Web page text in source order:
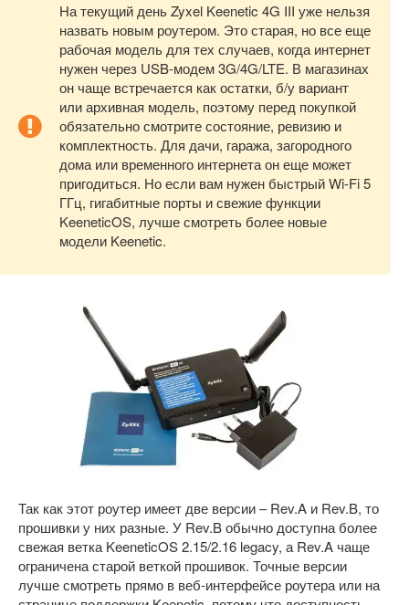
На текущий день Zyxel Keenetic 4G III уже нельзя
назвать новым роутером. Это старая, но все еще
рабочая модель для тех случаев, когда интернет
нужен через USB-модем 3G/4G/LTE. В магазинах
он чаще встречается как остатки, б/у вариант
или архивная модель, поэтому перед покупкой
обязательно смотрите состояние, ревизию и
комплектность. Для дачи, гаража, загородного
дома или временного интернета он еще может
пригодиться. Но если вам нужен быстрый Wi-Fi 5
ГГц, гигабитные порты и свежие функции
KeeneticOS, лучше смотреть более новые
модели Keenetic.
Так как этот роутер имеет две версии – Rev.A и Rev.B, то
прошивки у них разные. У Rev.B обычно доступна более
свежая ветка KeeneticOS 2.15/2.16 legacy, а Rev.A чаще
ограничена старой веткой прошивок. Точные версии
лучше смотреть прямо в веб-интерфейсе роутера или на